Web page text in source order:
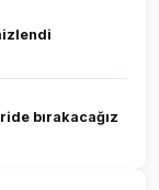
bırakacağız